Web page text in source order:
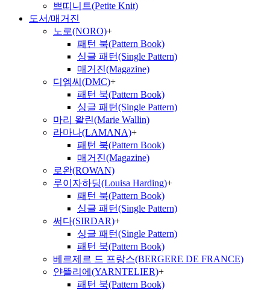
쁘띠니트(Petite Knit)
도서/매거진
노로(NORO)+
패턴 북(Pattern Book)
싱글 패턴(Single Pattern)
매거진(Magazine)
디엠씨(DMC)+
패턴 북(Pattern Book)
싱글 패턴(Single Pattern)
마리 왈린(Marie Wallin)
라마나(LAMANA)+
패턴 북(Pattern Book)
매거진(Magazine)
로완(ROWAN)
루이자하딩(Louisa Harding)+
패턴 북(Pattern Book)
싱글 패턴(Single Pattern)
써다(SIRDAR)+
싱글 패턴(Single Pattern)
패턴 북(Pattern Book)
베르제르 드 프랑스(BERGERE DE FRANCE)
얀뜰리에(YARNTELIER)+
패턴 북(Pattern Book)